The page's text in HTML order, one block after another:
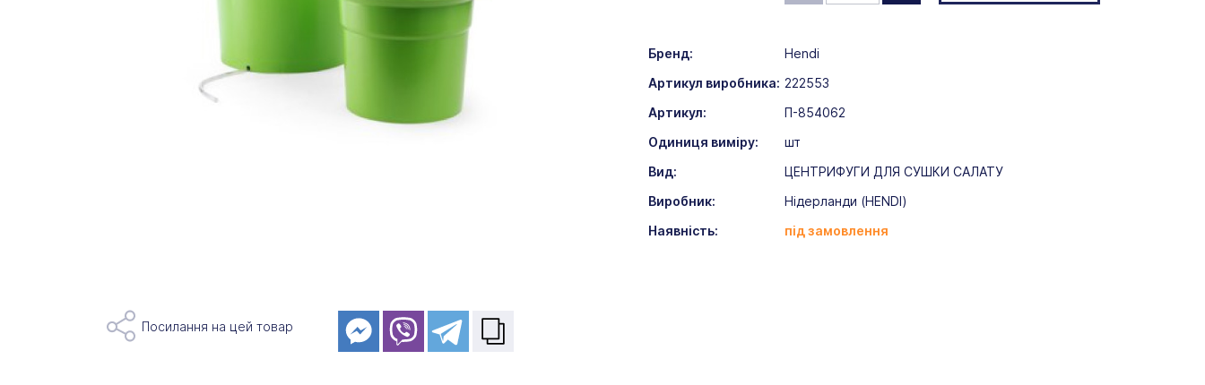
Бренд:
Hendi
Артикул виробника: 222553
Артикул:
П-854062
Одиниця виміру:
шт
Вид:
ЦЕНТРИФУГИ ДЛЯ СУШКИ САЛАТУ
Виробник:
Нідерланди (HENDI)
Наявність:
під замовлення
Посилання на цей товар